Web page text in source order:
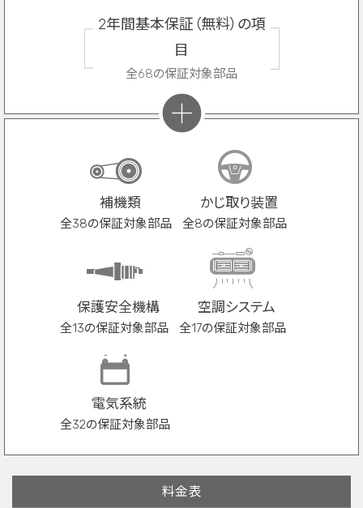
2年間基本保証（無料）の項
目
全68の保証対象部品
補機類
全38の保証対象部品
かじ取り装置
全8の保証対象部品
保護安全機構
全13の保証対象部品
空調システム
全17の保証対象部品
電気系統
全32の保証対象部品
料金表